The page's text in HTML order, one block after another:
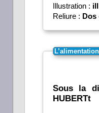
Illustration :
Reliure : Dos
Sous la
HUBERTt